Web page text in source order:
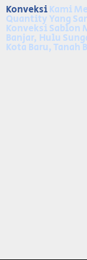
KonveksiKami
Quantity Yang
Konveksi Sablon
Banjar, Hulu
Kota Baru, Tanah